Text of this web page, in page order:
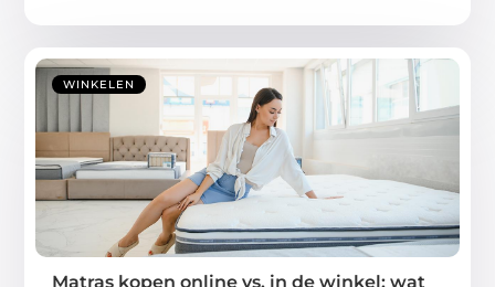
WINKELEN
Matras kopen online vs. in de winkel: wat